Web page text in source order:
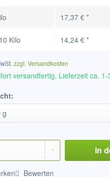
17,37 € *
10 Kilo 14,24 € *
zzgl. Versandkosten
versandfertig, Lieferzeit ca.
In
Bewerten